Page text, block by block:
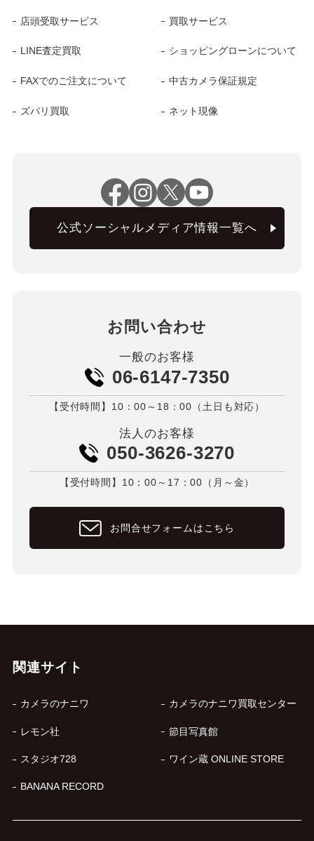
店頭受取サービス 買取サービス
LINE査定買取 ショッピングローンについて
FAXでのご注文について 中古カメラ保証規定
ズバリ買取 ネット現像
公式ソーシャルメディア情報一覧へ
お問い合わせ
一般のお客様
06-6147-7350
【受付時間】10：00～18：00（土日も対応）
法人のお客様
050-3626-3270
【受付時間】10：00～17：00（月～金）
お問合せフォームはこちら
関連サイト
カメラのナニワ カメラのナニワ買取センター
レモン社 節目写真館
スタジオ728 ワイン蔵 ONLINE STORE
BANANA RECORD